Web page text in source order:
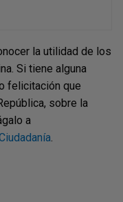
para el
la utilidad de los
Si tiene alguna
felicitación que
sobre la
a